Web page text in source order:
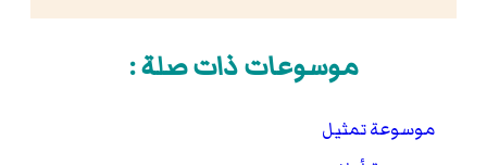
موسوعات ذات صلة :
موسوعة تمثيل